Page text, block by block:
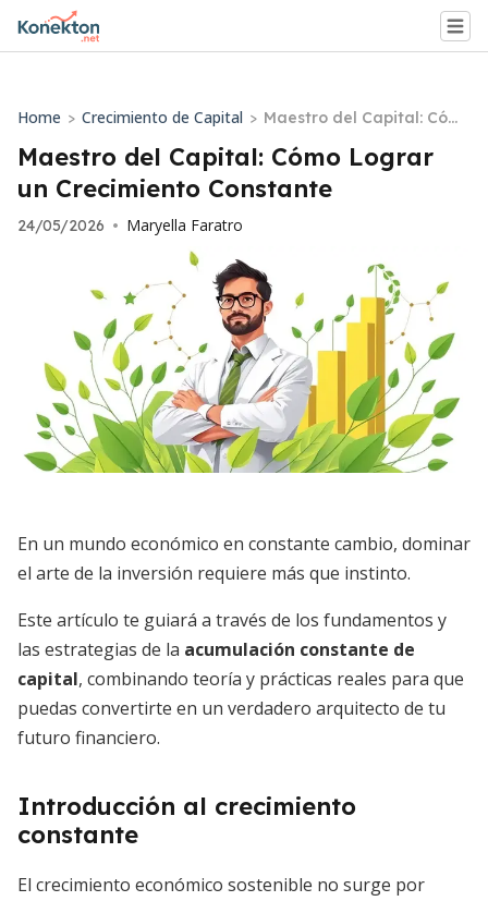
Home > Crecimiento de Capital > Maestro del Capital: Cóm
o Lograr un Crecimiento C
onstante
Maestro del Capital: Cómo Lograr
un Crecimiento Constante
24/05/2026 • Maryella Faratro
En un mundo económico en constante cambio, dominar
el arte de la inversión requiere más que instinto.
Este artículo te guiará a través de los fundamentos y
las estrategias de la acumulación constante de
capital, combinando teoría y prácticas reales para que
puedas convertirte en un verdadero arquitecto de tu
futuro financiero.
Introducción al crecimiento
constante
El crecimiento económico sostenible no surge por